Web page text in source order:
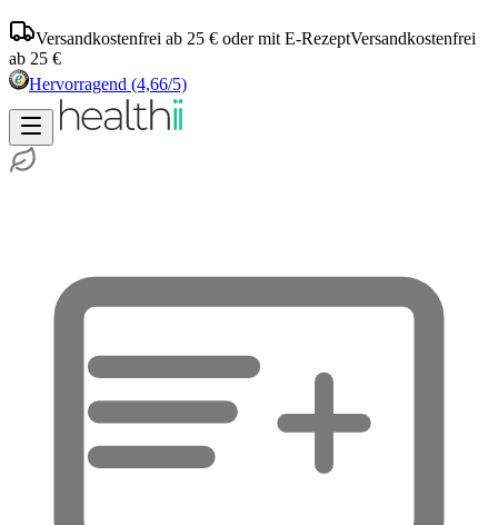
Versandkostenfrei ab 25 € oder mit E-RezeptVersandkostenfrei
ab 25 €
Hervorragend (4,66/5)